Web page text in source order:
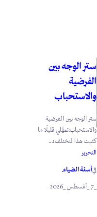
ستر الوجه بين
الفرضية
والاستحباب
ستر الوجه بين الفرضية
والاستحباب:تمهَّلي قليلًا ما
كتبت هذا لنختلف؛...
التحرير
فيأسنة الضياء.